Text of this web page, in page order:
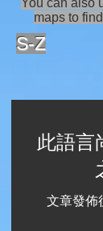
You can also
maps to
S-Z
此語言
文章發佈